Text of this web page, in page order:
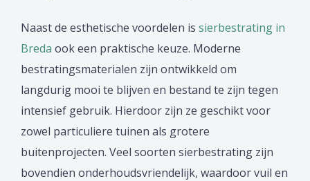
Naast de esthetische voordelen is sierbestrating in
Breda ook een praktische keuze. Moderne
bestratingsmaterialen zijn ontwikkeld om
langdurig mooi te blijven en bestand te zijn tegen
intensief gebruik. Hierdoor zijn ze geschikt voor
zowel particuliere tuinen als grotere
buitenprojecten. Veel soorten sierbestrating zijn
bovendien onderhoudsvriendelijk, waardoor vuil en